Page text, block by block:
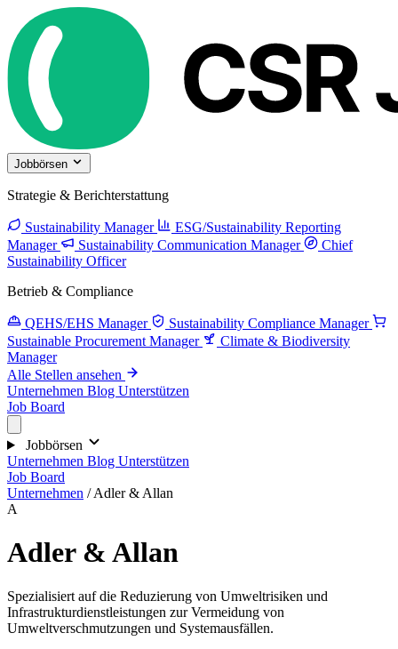
Jobbörsen
Strategie & Berichterstattung
Sustainability Manager
ESG/Sustainability Reporting
Manager
Sustainability Communication Manager
Chief
Sustainability Officer
Betrieb & Compliance
QEHS/EHS Manager
Sustainability Compliance Manager
Sustainable Procurement Manager
Climate & Biodiversity
Manager
Alle Stellen ansehen
Unternehmen Blog Unterstützen
Job Board
Jobbörsen
Unternehmen Blog Unterstützen
Job Board
Unternehmen / Adler & Allan
A
Adler & Allan
Spezialisiert auf die Reduzierung von Umweltrisiken und
Infrastrukturdienstleistungen zur Vermeidung von
Umweltverschmutzungen und Systemausfällen.